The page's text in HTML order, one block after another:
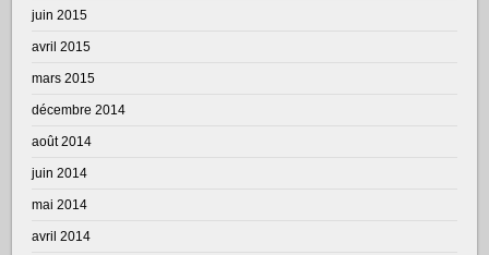
juin 2015
avril 2015
mars 2015
décembre 2014
août 2014
juin 2014
mai 2014
avril 2014